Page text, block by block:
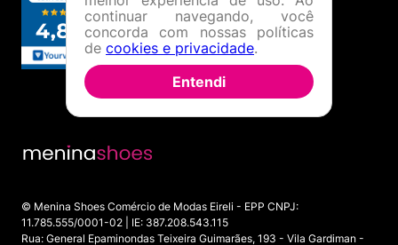
© Menina Shoes Comércio de Modas Eireli - EPP CNPJ:
11.785.555/0001-02 | IE: 387.208.543.115
Rua: General Epaminondas Teixeira Guimarães, 193 - Vila Gardiman -
continuar navegando, você
concorda com nossas políticas
de cookies e privacidade.
Entendi